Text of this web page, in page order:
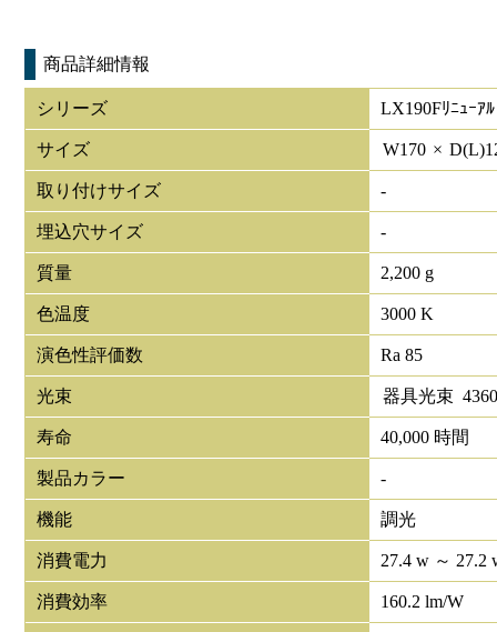
商品詳細情報
シリーズ LX190Fﾘﾆｭｰｱﾙ
サイズ W170 × D(L)
取り付けサイズ -
埋込穴サイズ -
質量 2,200 g
色温度 3000 K
演色性評価数 Ra 85
光束 器具光束
寿命 40,000 時間
製品カラー -
機能 調光
消費電力 27.4 w ～ 27.2
消費効率 160.2 lm/W